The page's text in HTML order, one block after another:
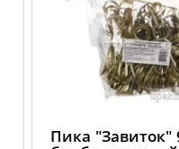
Пика "Завиток"